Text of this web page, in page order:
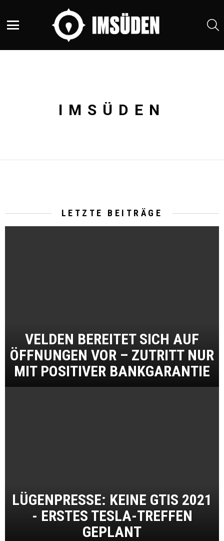
IMSÜDEN
LETZTE BEITRÄGE
VELDEN BEREITET SICH AUF
ÖFFNUNGEN VOR – ZUTRITT NUR
MIT POSITIVER BANKGARANTIE
LÜGENPRESSE: KEINE GTIS 2021
- ERSTES TESLA-TREFFEN
GEPLANT